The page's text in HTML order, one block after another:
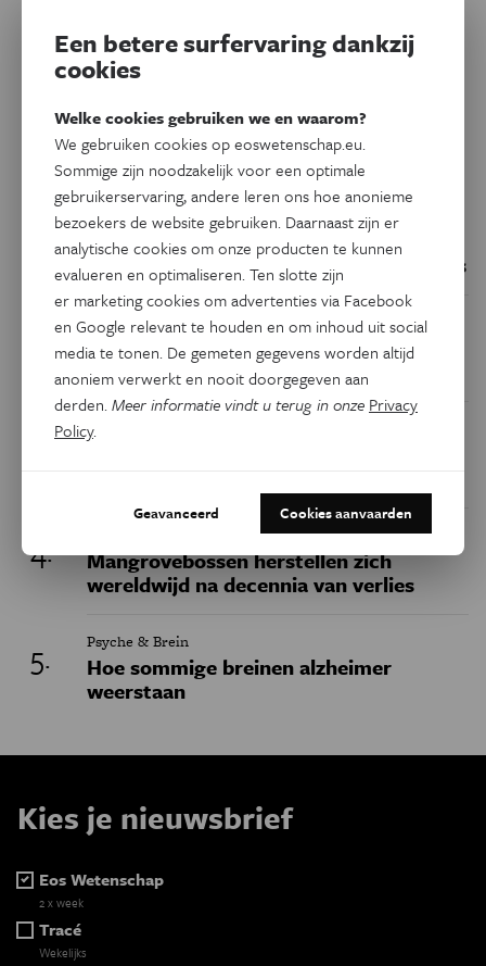
Facebook Twitter Linkedin
Keuze van de redactie
Geschiedenis
Belgische fossielen werpen nieuw licht
op het uitsterven van de neanderthalers
Natuurwetenschappen
In 2064 stort de wereldbevolking in,
voorspelt een nieuw wiskundig model
Gezondheid
Mangrovebossen herstellen zich
wereldwijd na decennia van verlies
Psyche & Brein
Hoe sommige breinen alzheimer
weerstaan
Kies je nieuwsbrief
Eos Wetenschap
2 x week
Tracé
Wekelijks
Een betere surfervaring dankzij
cookies
Welke cookies gebruiken we en waarom?
We gebruiken cookies op eoswetenschap.eu.
Sommige zijn noodzakelijk voor een optimale
gebruikerservaring, andere leren ons hoe anonieme
bezoekers de website gebruiken. Daarnaast zijn er
analytische cookies om onze producten te kunnen
evalueren en optimaliseren. Ten slotte zijn
er marketing cookies om advertenties via Facebook
en Google relevant te houden en om inhoud uit social
media te tonen. De gemeten gegevens worden altijd
anoniem verwerkt en nooit doorgegeven aan
derden.Meer informatie vindt u terug in onze Privacy
Policy.
Geavanceerd Cookies aanvaarden